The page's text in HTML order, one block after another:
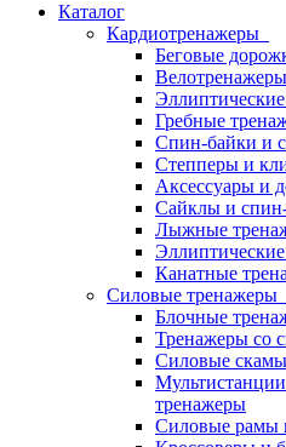
Каталог
Кардиотренажеры
Беговые
Велотренажеры
Гребные
Спин-байки и
Степперы и
Аксессуары и
Сайклы и
Лыжные
Канатные
Силовые тренажеры
Блочные
Тренажеры со
Силовые
тренажеры
Силовые рамы